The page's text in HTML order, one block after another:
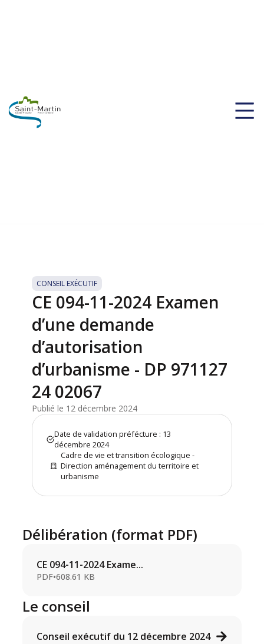
CONSEIL EXÉCUTIF
CE 094-11-2024 Examen
d’une demande
d’autorisation
d’urbanisme - DP 971127
24 02067
Publié le 12 décembre 2024
Date de validation préfécture : 13
décembre 2024
Cadre de vie et transition écologique -
Direction aménagement du territoire et
urbanisme
Délibération (format PDF)
CE 094-11-2024 Exame...
PDF•608.61 KB
Le conseil
Conseil exécutif du 12 décembre 2024